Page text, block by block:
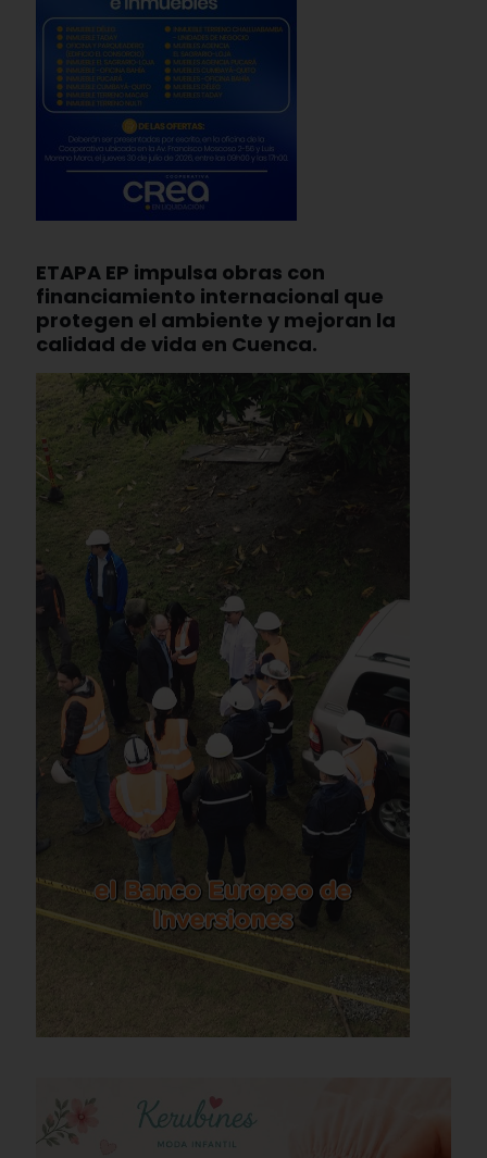
ETAPA EP impulsa obras con
financiamiento internacional que
protegen el ambiente y mejoran la
calidad de vida en Cuenca.